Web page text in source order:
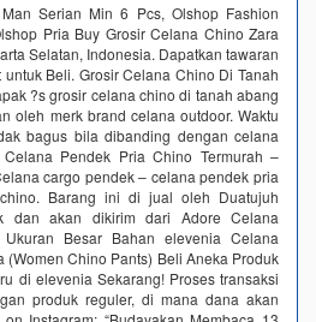
Serian Min 6 Pcs, Olshop Fashion
Pria Buy Grosir Celana Chino Zara
Selatan, Indonesia. Dapatkan tawaran
Beli. Grosir Celana Chino Di Tanah
?s grosir celana chino di tanah abang
oleh merk brand celana outdoor. Waktu
bagus bila dibanding dengan celana
Pendek Pria Chino Termurah –
cargo pendek – celana pendek pria
Barang ini di jual oleh Duatujuh
dan akan dikirim dari Adore Celana
Besar Bahan elevenia Celana
(Women Chino Pants) Beli Aneka Produk
di elevenia Sekarang! Proses transaksi
produk reguler, di mana dana akan